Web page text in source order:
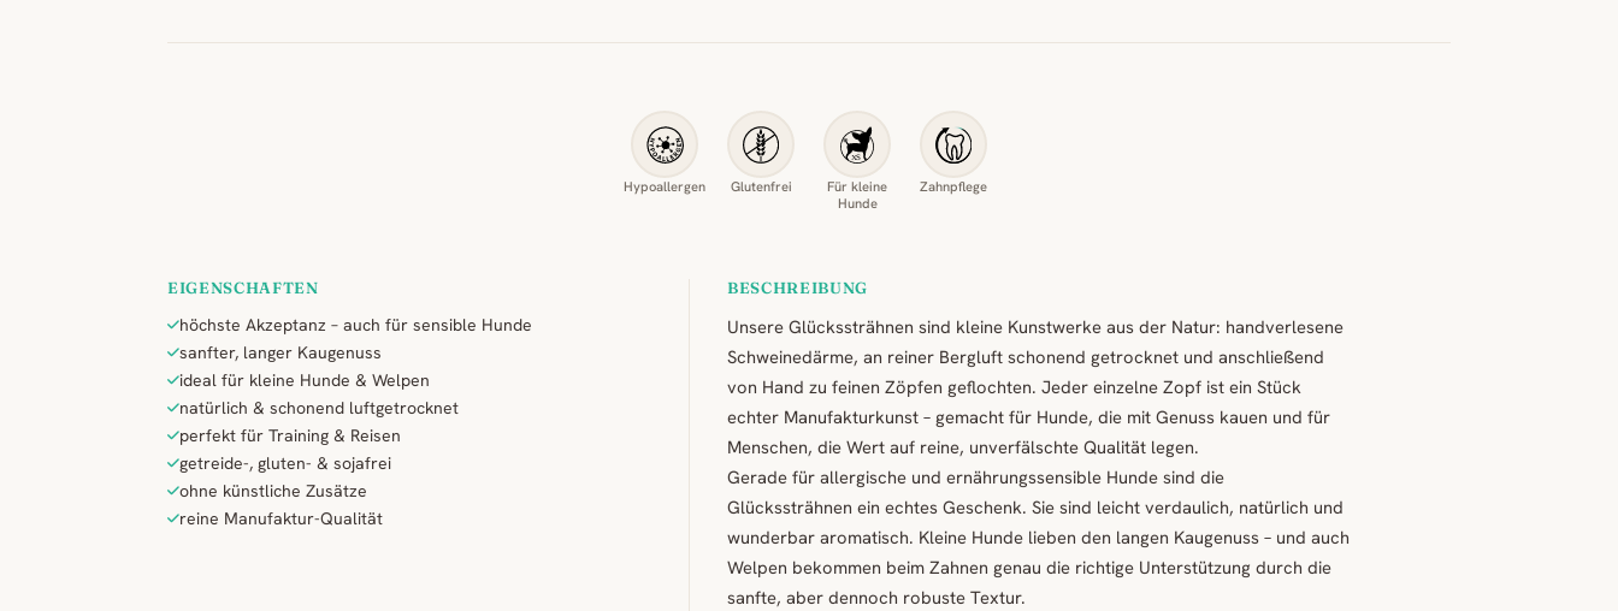
Hypoallergen Glutenfrei
Für kleine
Hunde
Zahnpflege
EIGENSCHAFTEN
höchste Akzeptanz – auch für sensible Hunde
sanfter, langer Kaugenuss
ideal für kleine Hunde & Welpen
natürlich & schonend luftgetrocknet
perfekt für Training & Reisen
getreide-, gluten- & sojafrei
ohne künstliche Zusätze
reine Manufaktur-Qualität
BESCHREIBUNG
Unsere Glückssträhnen sind kleine Kunstwerke aus der Natur: handverlesene
Schweinedärme, an reiner Bergluft schonend getrocknet und anschließend
von Hand zu feinen Zöpfen geflochten. Jeder einzelne Zopf ist ein Stück
echter Manufakturkunst – gemacht für Hunde, die mit Genuss kauen und für
Menschen, die Wert auf reine, unverfälschte Qualität legen.
Gerade für allergische und ernährungssensible Hunde sind die
Glückssträhnen ein echtes Geschenk. Sie sind leicht verdaulich, natürlich und
wunderbar aromatisch. Kleine Hunde lieben den langen Kaugenuss – und auch
Welpen bekommen beim Zahnen genau die richtige Unterstützung durch die
sanfte, aber dennoch robuste Textur.